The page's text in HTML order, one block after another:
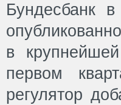
Бундесбанк
в
первом
регулятор